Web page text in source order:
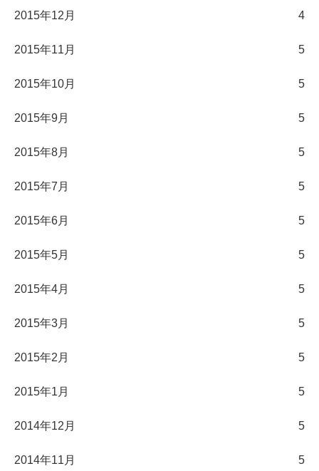
2015年12月 4
2015年11月 5
2015年10月 5
2015年9月 5
2015年8月 5
2015年7月 5
2015年6月 5
2015年5月 5
2015年4月 5
2015年3月 5
2015年2月 5
2015年1月 5
2014年12月 5
2014年11月 5